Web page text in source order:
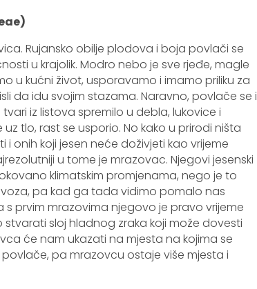
Rujansko obilje plodova i boja povlači se
u krajolik. Modro nebo je sve rjeđe, magle
u kućni život, usporavamo i imamo priliku za
da idu svojim stazama. Naravno, povlače se i
iz listova spremilo u debla, lukovice i
tlo, rast se usporio. No kako u prirodi ništa
onih koji jesen neće doživjeti kao vrijeme
u tome je mrazovac. Njegovi jesenski
klimatskim promjenama, nego je to
pa kad ga tada vidimo pomalo nas
prvim mrazovima njegovo je pravo vrijeme
sloj hladnog zraka koji može dovesti
će nam ukazati na mjesta na kojima se
pa mrazovcu ostaje više mjesta i